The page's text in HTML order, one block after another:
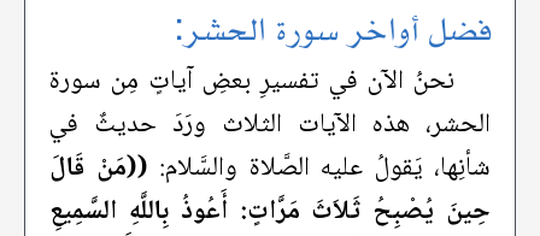
فضل أواخر سورة الحشر:
نحنُ الآن في تفسيرِ بعضِ آياتٍ مِن سورة
الحشر، هذه الآيات الثلاث ورَدَ حديثٌ في
شأنِها، يَقولُ عليه الصَّلاة والسَّلام: ((‏مَنْ قَالَ
حِينَ يُصْبِحُ ثَلاَثَ مَرَّاتٍ: أَعُوذُ بِاللَّهِ السَّمِيعِ